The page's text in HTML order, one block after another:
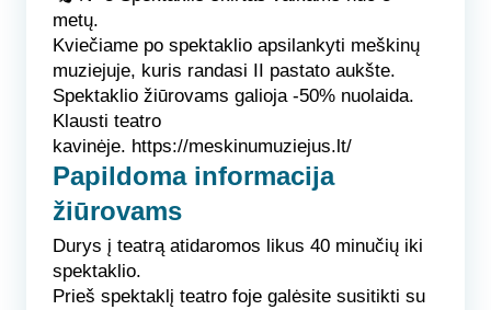
metų.
Kviečiame po spektaklio apsilankyti meškinų
muziejuje, kuris randasi II pastato aukšte.
Spektaklio žiūrovams galioja -50% nuolaida.
Klausti teatro
kavinėje. https://meskinumuziejus.lt/
Papildoma informacija
žiūrovams
Durys į teatrą atidaromos likus 40 minučių iki
spektaklio.
Prieš spektaklį teatro foje galėsite susitikti su